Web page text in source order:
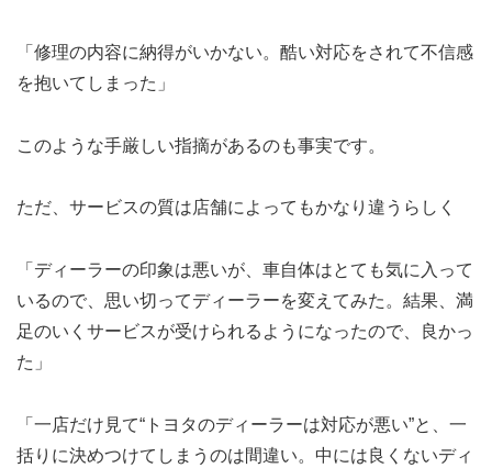
「修理の内容に納得がいかない。酷い対応をされて不信感
を抱いてしまった」
このような手厳しい指摘があるのも事実です。
ただ、サービスの質は店舗によってもかなり違うらしく
「ディーラーの印象は悪いが、車自体はとても気に入って
いるので、思い切ってディーラーを変えてみた。結果、満
足のいくサービスが受けられるようになったので、良かっ
た」
「一店だけ見て“トヨタのディーラーは対応が悪い”と、一
括りに決めつけてしまうのは間違い。中には良くないディ